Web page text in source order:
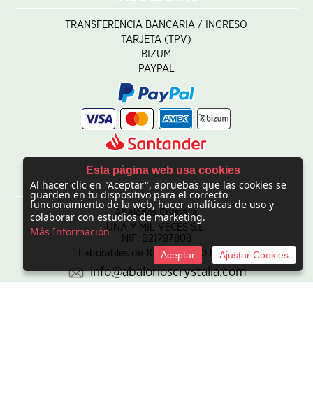
TRANSFERENCIA BANCARIA / INGRESO
TARJETA (TPV)
BIZUM
PAYPAL
CONTACTO
Abalorios Crystalia
UNA Y MIL VECES S.L.
NIF: B21797808
Laborables de 10:00 - 20:00 horas
info@abalorioscrystalia.com
Esta página web usa cookies
Al hacer clic en "Aceptar", apruebas que las cookies se
guarden en tu dispositivo para el correcto
funcionamiento de la web, hacer analíticas de uso y
colaborar con estudios de marketing.
Más Información
Aceptar Ajustar Cookies